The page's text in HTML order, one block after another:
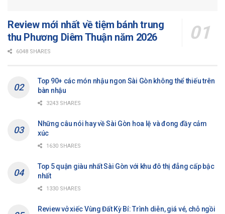
Review mới nhất về tiệm bánh trung
thu Phương Diêm Thuận năm 2026
6048 SHARES
Top 90+ các món nhậu ngon Sài Gòn không thể thiếu trên
bàn nhậu
3243 SHARES
Những câu nói hay về Sài Gòn hoa lệ và đong đầy cảm
xúc
1630 SHARES
Top 5 quận giàu nhất Sài Gòn với khu đô thị đẳng cấp bậc
nhất
1330 SHARES
Review vở xiếc Vùng Đất Kỳ Bí: Trình diễn, giá vé, chỗ ngồi